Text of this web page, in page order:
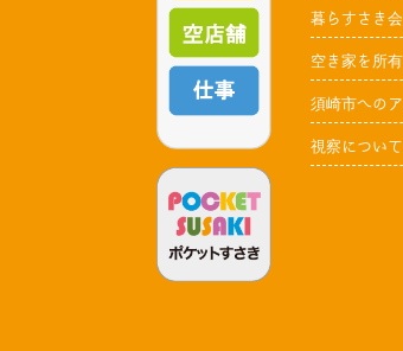
暮らすさき
空き家を所
須崎市への
視察について